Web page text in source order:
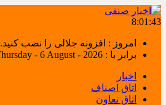
8:01:43
امروز : افزونه جلالی را نصب کنید.
برابر با : Thursday - 6 August - 2026
اخبار
اتاق اصناف
اتاق تعاون